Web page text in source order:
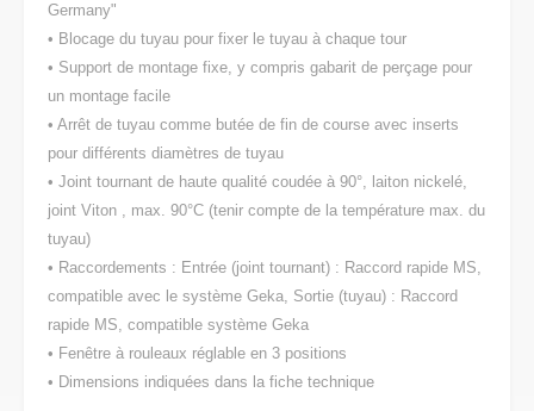
Germany"
• Blocage du tuyau pour fixer le tuyau à chaque tour
• Support de montage fixe, y compris gabarit de perçage pour
un montage facile
• Arrêt de tuyau comme butée de fin de course avec inserts
pour différents diamètres de tuyau
• Joint tournant de haute qualité coudée à 90°, laiton nickelé,
joint Viton , max. 90°C (tenir compte de la température max. du
tuyau)
• Raccordements : Entrée (joint tournant) : Raccord rapide MS,
compatible avec le système Geka, Sortie (tuyau) : Raccord
rapide MS, compatible système Geka
• Fenêtre à rouleaux réglable en 3 positions
• Dimensions indiquées dans la fiche technique